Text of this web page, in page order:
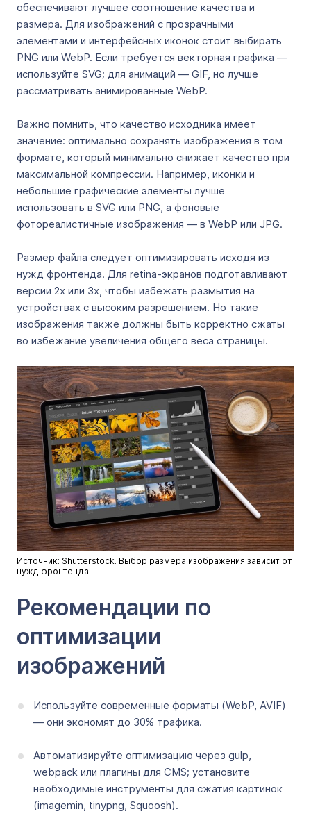
обеспечивают лучшее соотношение качества и
размера. Для изображений с прозрачными
элементами и интерфейсных иконок стоит выбирать
PNG или WebP. Если требуется векторная графика —
используйте SVG; для анимаций — GIF, но лучше
рассматривать анимированные WebP.
Важно помнить, что качество исходника имеет
значение: оптимально сохранять изображения в том
формате, который минимально снижает качество при
максимальной компрессии. Например, иконки и
небольшие графические элементы лучше
использовать в SVG или PNG, а фоновые
фотореалистичные изображения — в WebP или JPG.
Размер файла следует оптимизировать исходя из
нужд фронтенда. Для retina-экранов подготавливают
версии 2x или 3x, чтобы избежать размытия на
устройствах с высоким разрешением. Но такие
изображения также должны быть корректно сжаты
во избежание увеличения общего веса страницы.
Источник: Shutterstock. Выбор размера изображения зависит от
нужд фронтенда
Рекомендации по
оптимизации
изображений
Используйте современные форматы (WebP, AVIF)
— они экономят до 30% трафика.
Автоматизируйте оптимизацию через gulp,
webpack или плагины для CMS; установите
необходимые инструменты для сжатия картинок
(imagemin, tinypng, Squoosh).